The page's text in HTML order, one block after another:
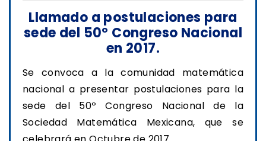
Llamado a postulaciones para
sede del 50º Congreso Nacional
en 2017.
Se convoca a la comunidad matemática
nacional a presentar postulaciones para la
sede del 50º Congreso Nacional de la
Sociedad Matemática Mexicana, que se